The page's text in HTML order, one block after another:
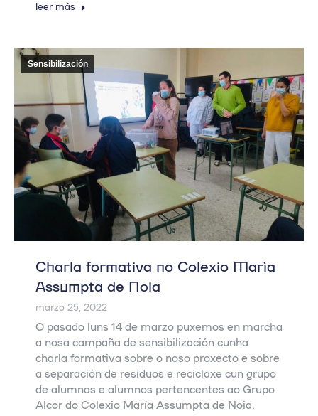
leer más
Sensibilización
Charla formativa no Colexio María
Assumpta de Noia
marzo 25, 2022
O pasado luns 14 de marzo puxemos en marcha
a nosa campaña de sensibilización cunha
charla formativa sobre o noso proxecto e sobre
a separación de residuos e reciclaxe cun grupo
de alumnas e alumnos pertencentes ao Grupo
Alcor do Colexio María Assumpta de Noia.